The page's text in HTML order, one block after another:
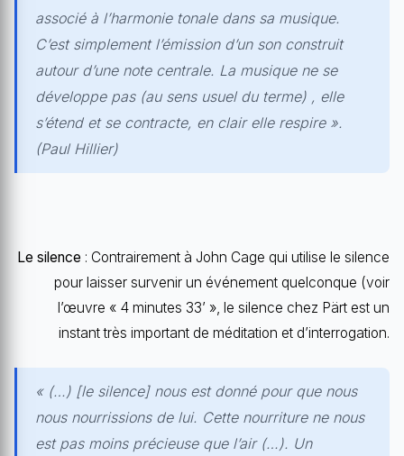
associé à l’harmonie tonale dans sa musique.
C’est simplement l’émission d’un son construit
autour d’une note centrale. La musique ne se
développe pas (au sens usuel du terme) , elle
s’étend et se contracte, en clair elle respire ».
(Paul Hillier)
Le silence : Contrairement à John Cage qui utilise le silence
pour laisser survenir un événement quelconque (voir
l’œuvre « 4 minutes 33’ », le silence chez Pärt est un
instant très important de méditation et d’interrogation.
« (…) [le silence] nous est donné pour que nous
nous nourrissions de lui. Cette nourriture ne nous
est pas moins précieuse que l’air (…). Un